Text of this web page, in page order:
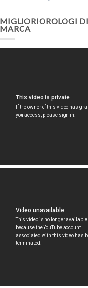
MIGLIORIOROLOGI DI
MARCA